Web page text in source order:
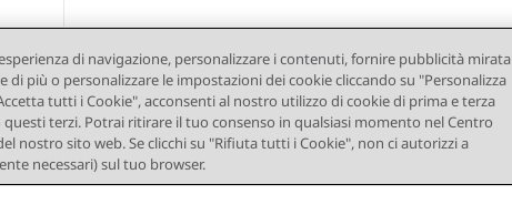
di navigazione, personalizzare i contenuti, fornire pubblicità mirata
di più o personalizzare le impostazioni dei cookie cliccando su "Personalizza
tutti i Cookie", acconsenti al nostro utilizzo di cookie di prima e terza
terzi. Potrai ritirare il tuo consenso in qualsiasi momento nel Centro
nostro sito web. Se clicchi su "Rifiuta tutti i Cookie", non ci autorizzi a
necessari) sul tuo browser.